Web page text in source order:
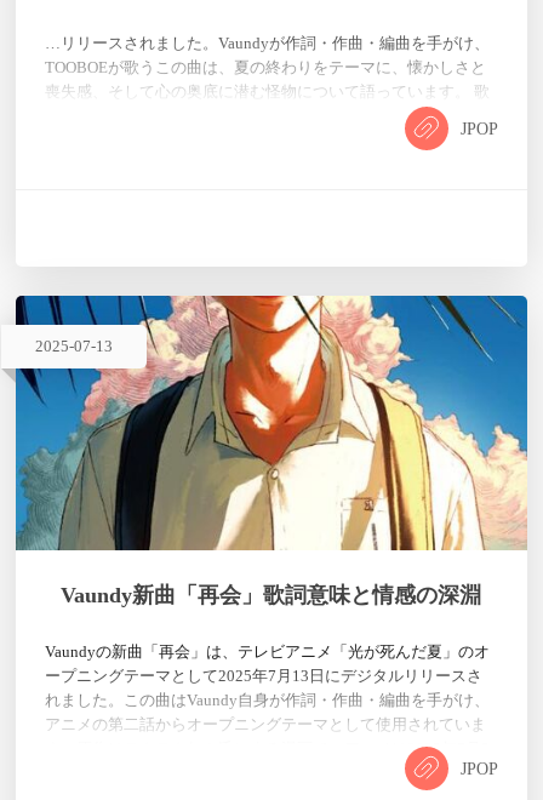
JPOP
…リリースされました。Vaundyが作詞・作曲・編曲を手がけ、
TOOBOEが歌うこの曲は、夏の終わりをテーマに、懐かしさと
喪失感、そして心の奥底に潜む怪物について語っています。 歌
詞 眩しい日差しがまたこの身を焼き尽くしたから 幻みたいなあ
なたのかつての笑顔が見たくて 私はずっと 立ち尽くした 幼い頃
2025-07-13
Vaundy新曲「再会」歌詞意味と情感の深淵
JPOP
Vaundyの新曲「再会」は、テレビアニメ「光が死んだ夏」のオ
ープニングテーマとして2025年7月13日にデジタルリリースさ
れました。この曲はVaundy自身が作詞・作曲・編曲を手がけ、
アニメの第二話からオープニングテーマとして使用されていま
す。原作はモクモクれん氏による漫画で、アニメは2025年7月5
日から放送が開始されました。 Vaundyはこの曲を制作するにあ